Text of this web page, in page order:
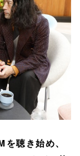
聴き始め、